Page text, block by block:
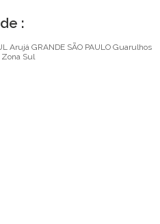
:
Arujá GRANDE SÃO PAULO Guarulhos
Zona Sul